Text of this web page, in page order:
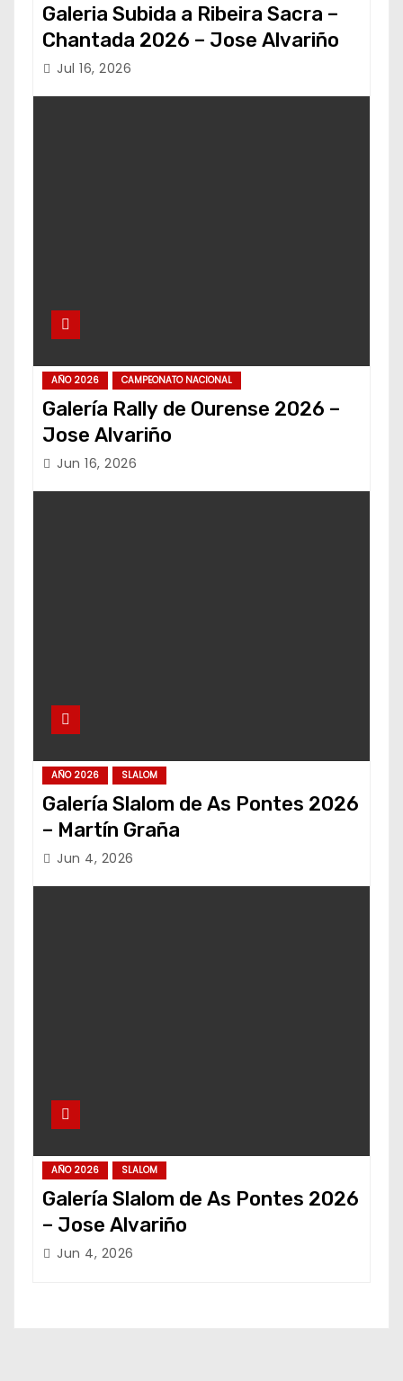
Galeria Subida a Ribeira Sacra –
Chantada 2026 – Jose Alvariño
Jul 16, 2026
AÑO 2026 CAMPEONATO NACIONAL
Galería Rally de Ourense 2026 –
Jose Alvariño
Jun 16, 2026
AÑO 2026 SLALOM
Galería Slalom de As Pontes 2026
– Martín Graña
Jun 4, 2026
AÑO 2026 SLALOM
Galería Slalom de As Pontes 2026
– Jose Alvariño
Jun 4, 2026